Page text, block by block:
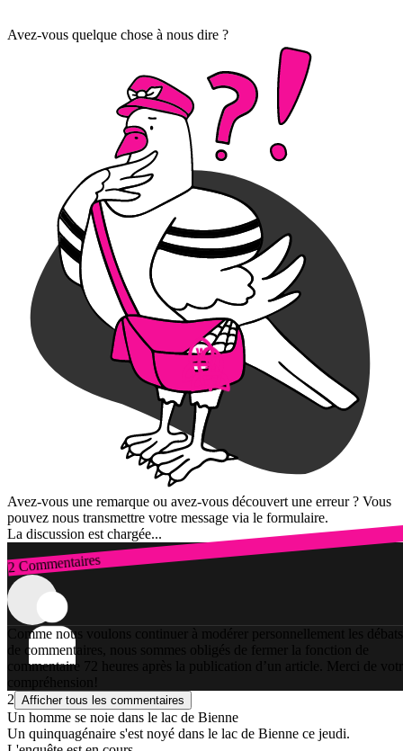
Avez-vous quelque chose à nous dire ?
Avez-vous une remarque ou avez-vous découvert une erreur ? Vous
pouvez nous transmettre votre message via le formulaire.
La discussion est chargée...
2 Commentaires
Connexion
Comme nous voulons continuer à modérer personnellement les débats
de commentaires, nous sommes obligés de fermer la fonction de
commentaire 72 heures après la publication d’un article. Merci de
compréhension!
2 Afficher tous les commentaires
Un homme se noie dans le lac de Bienne
Un quinquagénaire s'est noyé dans le lac de Bienne ce jeudi.